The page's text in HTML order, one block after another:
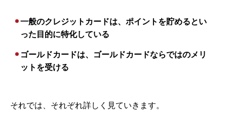
一般のクレジットカードは、ポイントを貯めるとい
った目的に特化している
ゴールドカードは、ゴールドカードならではのメリ
ットを受ける
それでは、それぞれ詳しく見ていきます。